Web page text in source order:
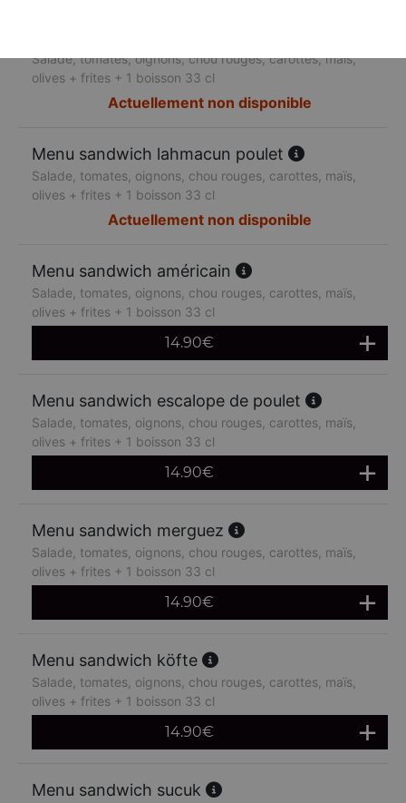
Salade, tomates, oignons, chou rouges, carottes, maïs,
olives + frites + 1 boisson 33 cl
Actuellement non disponible
Menu sandwich lahmacun poulet
Salade, tomates, oignons, chou rouges, carottes, maïs,
olives + frites + 1 boisson 33 cl
Actuellement non disponible
Menu sandwich américain
Salade, tomates, oignons, chou rouges, carottes, maïs,
olives + frites + 1 boisson 33 cl
14.90€
Menu sandwich escalope de poulet
Salade, tomates, oignons, chou rouges, carottes, maïs,
olives + frites + 1 boisson 33 cl
14.90€
Menu sandwich merguez
Salade, tomates, oignons, chou rouges, carottes, maïs,
olives + frites + 1 boisson 33 cl
14.90€
Menu sandwich köfte
Salade, tomates, oignons, chou rouges, carottes, maïs,
olives + frites + 1 boisson 33 cl
14.90€
Menu sandwich sucuk